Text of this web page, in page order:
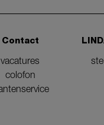
Contact
vacatures
colofon